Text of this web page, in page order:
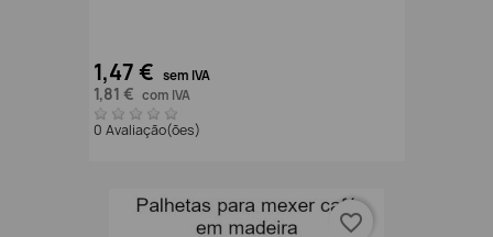
1,47 € sem IVA
1,81 € com IVA
0 Avaliação(ões)
favorite_border